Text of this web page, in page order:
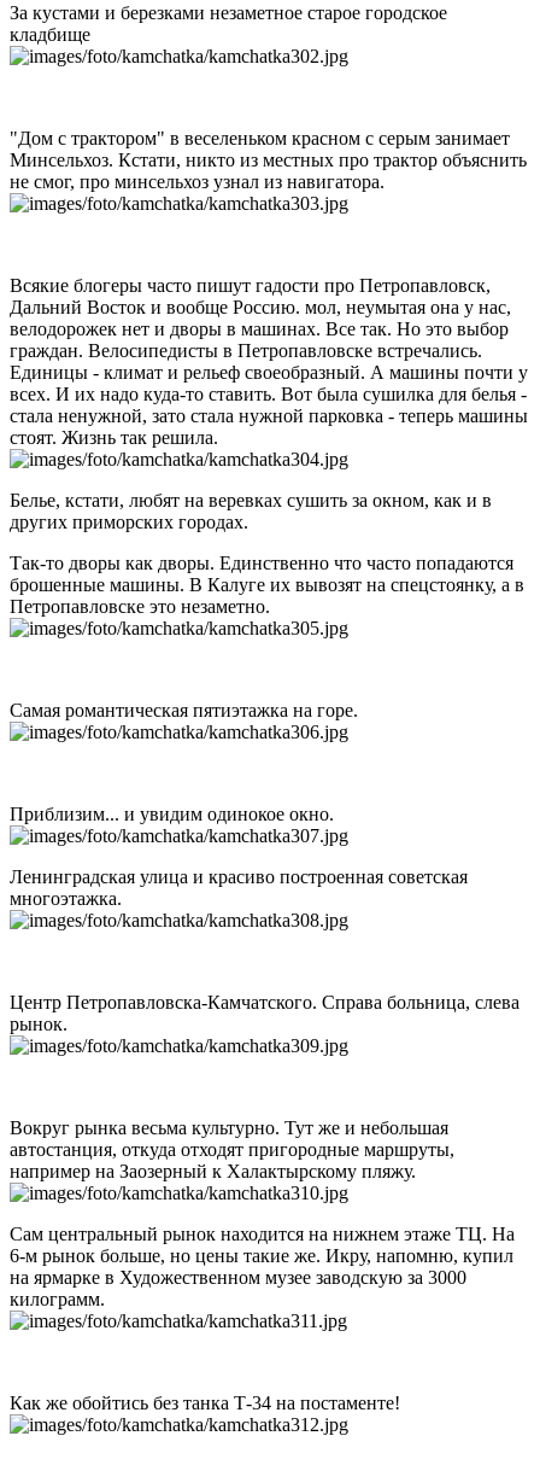
За кустами и березками незаметное старое городское
кладбище
"Дом с трактором" в веселеньком красном с серым занимает
Минсельхоз. Кстати, никто из местных про трактор объяснить
не смог, про минсельхоз узнал из навигатора.
Всякие блогеры часто пишут гадости про Петропавловск,
Дальний Восток и вообще Россию. мол, неумытая она у нас,
велодорожек нет и дворы в машинах. Все так. Но это выбор
граждан. Велосипедисты в Петропавловске встречались.
Единицы - климат и рельеф своеобразный. А машины почти у
всех. И их надо куда-то ставить. Вот была сушилка для белья -
стала ненужной, зато стала нужной парковка - теперь машины
стоят. Жизнь так решила.
Белье, кстати, любят на веревках сушить за окном, как и в
других приморских городах.
Так-то дворы как дворы. Единственно что часто попадаются
брошенные машины. В Калуге их вывозят на спецстоянку, а в
Петропавловске это незаметно.
Самая романтическая пятиэтажка на горе.
Приблизим... и увидим одинокое окно.
Ленинградская улица и красиво построенная советская
многоэтажка.
Центр Петропавловска-Камчатского. Справа больница, слева
рынок.
Вокруг рынка весьма культурно. Тут же и небольшая
автостанция, откуда отходят пригородные маршруты,
например на Заозерный к Халактырскому пляжу.
Сам центральный рынок находится на нижнем этаже ТЦ. На
6-м рынок больше, но цены такие же. Икру, напомню, купил
на ярмарке в Художественном музее заводскую за 3000
килограмм.
Как же обойтись без танка Т-34 на постаменте!